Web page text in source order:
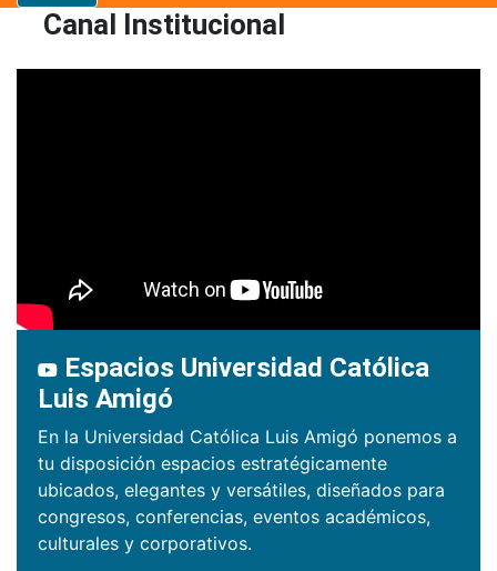
Canal Institucional
Espacios Universidad Católica
Luis Amigó
En la Universidad Católica Luis Amigó ponemos a
tu disposición espacios estratégicamente
ubicados, elegantes y versátiles, diseñados para
congresos, conferencias, eventos académicos,
culturales y corporativos.